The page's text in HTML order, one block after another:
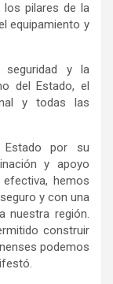
los pilares de la
equipamiento y
seguridad y la
del Estado, el
y todas las
Estado por su
y apoyo
hemos
y con una
nuestra región.
construir
podemos